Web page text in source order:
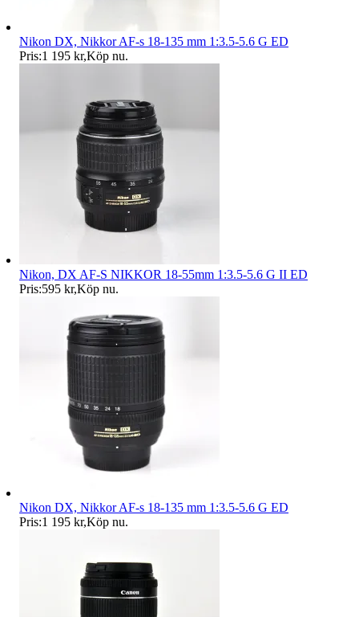
Nikon DX, Nikkor AF-s 18-135 mm 1:3.5-5.6 G ED
Pris:1 195 kr,Köp nu.
Nikon, DX AF-S NIKKOR 18-55mm 1:3.5-5.6 G II ED
Pris:595 kr,Köp nu.
Nikon DX, Nikkor AF-s 18-135 mm 1:3.5-5.6 G ED
Pris:1 195 kr,Köp nu.